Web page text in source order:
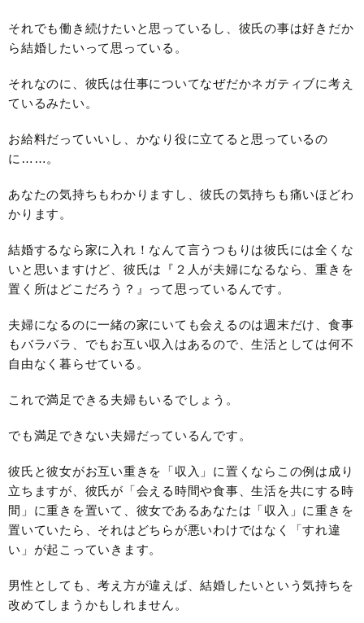
それでも働き続けたいと思っているし、彼氏の事は好きだか
ら結婚したいって思っている。
それなのに、彼氏は仕事についてなぜだかネガティブに考え
ているみたい。
お給料だっていいし、かなり役に立てると思っているの
に……。
あなたの気持ちもわかりますし、彼氏の気持ちも痛いほどわ
かります。
結婚するなら家に入れ！なんて言うつもりは彼氏には全くな
いと思いますけど、彼氏は『２人が夫婦になるなら、重きを
置く所はどこだろう？』って思っているんです。
夫婦になるのに一緒の家にいても会えるのは週末だけ、食事
もバラバラ、でもお互い収入はあるので、生活としては何不
自由なく暮らせている。
これで満足できる夫婦もいるでしょう。
でも満足できない夫婦だっているんです。
彼氏と彼女がお互い重きを「収入」に置くならこの例は成り
立ちますが、彼氏が「会える時間や食事、生活を共にする時
間」に重きを置いて、彼女であるあなたは「収入」に重きを
置いていたら、それはどちらが悪いわけではなく「すれ違
い」が起こっていきます。
男性としても、考え方が違えば、結婚したいという気持ちを
改めてしまうかもしれません。